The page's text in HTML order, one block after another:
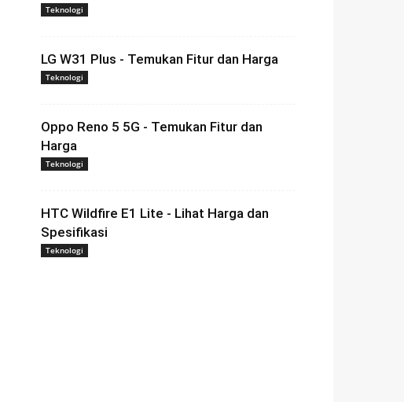
Teknologi
LG W31 Plus - Temukan Fitur dan Harga
Teknologi
Oppo Reno 5 5G - Temukan Fitur dan
Harga
Teknologi
HTC Wildfire E1 Lite - Lihat Harga dan
Spesifikasi
Teknologi